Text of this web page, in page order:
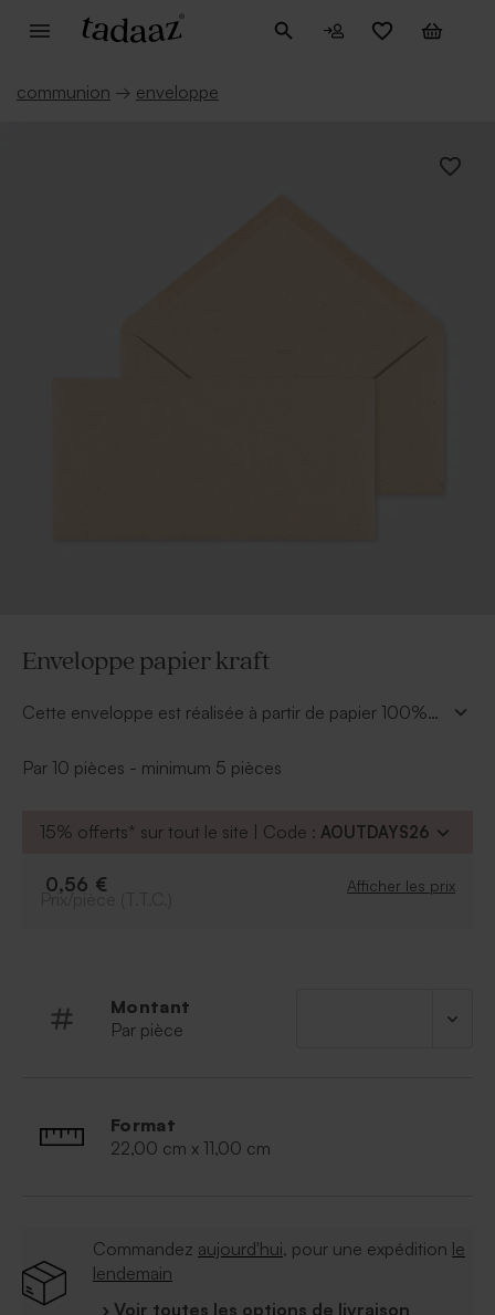
communion → enveloppe
Enveloppe papier kraft
Cette enveloppe est réalisée à partir de papier 100%
rabat : en V.
Par 10 pièces - minimum 5 pièces
15% offerts* sur tout le site | Code : AOUTDAYS26
0,56 € Afficher les prix
Montant
Par pièce
Format
22,00 cm x 11,00 cm
Commandez aujourd'hui, pour une expédition le
lendemain
› Voir toutes les options de livraison